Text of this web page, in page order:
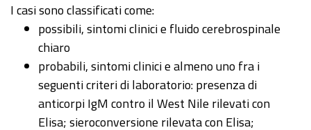
I casi sono classificati come:
possibili, sintomi clinici e fluido cerebrospinale
chiaro
probabili, sintomi clinici e almeno uno fra i
seguenti criteri di laboratorio: presenza di
anticorpi IgM contro il West Nile rilevati con
Elisa; sieroconversione rilevata con Elisa;